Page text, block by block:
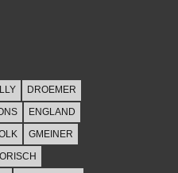
DROEMER
ENGLAND
GMEINER